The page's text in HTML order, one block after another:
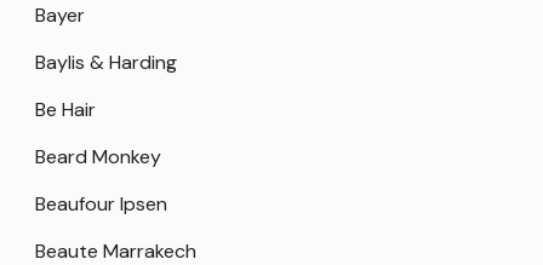
Bayer
Baylis & Harding
Be Hair
Beard Monkey
Beaufour Ipsen
Beaute Marrakech